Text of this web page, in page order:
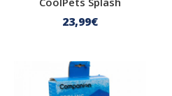
23,99€